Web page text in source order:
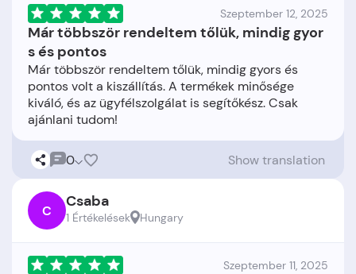
Szeptember 12, 2025
Már többször rendeltem tőlük, mindig gyor
s és pontos
Már többször rendeltem tőlük, mindig gyors és
pontos volt a kiszállítás. A termékek minősége
kiváló, és az ügyfélszolgálat is segítőkész. Csak
0 Show translation
C Csaba
1 Értékelések Hungary
Szeptember 11, 2025